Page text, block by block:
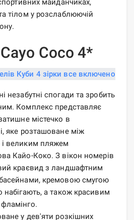
майданчиках,
тілом у розслаблюючій
Coco 4*
незабутні спогади та зробить
Комплекс представляє
містечко в
яке розташоване між
великим пляжем
Кайо-Коко. З вікон номерів
краєвид з ландшафтним
кремовою смугою
а також красивим
у дев'яти розкішних